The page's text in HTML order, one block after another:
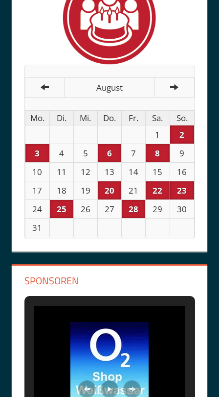
August
Mo. Di. Mi. Do. Fr. Sa.
So.
1
2
3
4 5 6 7 8
9
10
11 12 13 14 15
16
17
18 19 20 21 22
23
24
25 26 27 28 29
30
31
SPONSOREN